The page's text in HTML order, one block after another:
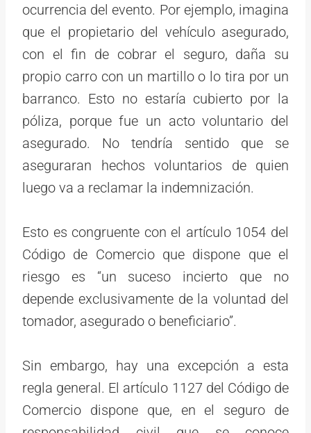
ocurrencia del evento. Por ejemplo, imagina
que el propietario del vehículo asegurado,
con el fin de cobrar el seguro, daña su
propio carro con un martillo o lo tira por un
barranco. Esto no estaría cubierto por la
póliza, porque fue un acto voluntario del
asegurado. No tendría sentido que se
aseguraran hechos voluntarios de quien
luego va a reclamar la indemnización.
Esto es congruente con el artículo 1054 del
Código de Comercio que dispone que el
riesgo es “un suceso incierto que no
depende exclusivamente de la voluntad del
tomador, asegurado o beneficiario”.
Sin embargo, hay una excepción a esta
regla general. El artículo 1127 del Código de
Comercio dispone que, en el seguro de